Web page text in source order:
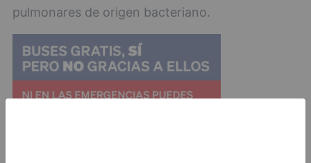
pulmonares de origen bacteriano.